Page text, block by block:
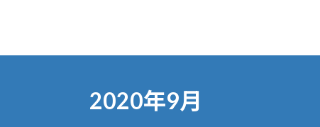
2020年9月